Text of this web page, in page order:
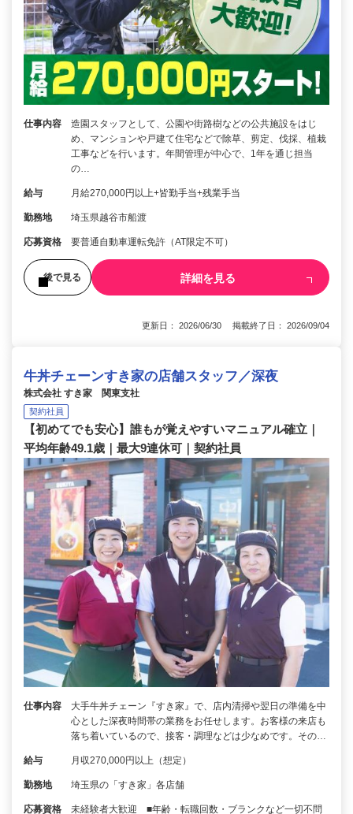
仕事内容
造園スタッフとして、公園や街路樹などの公共施設をはじ
め、マンションや戸建て住宅などで除草、剪定、伐採、植栽
工事などを行います。年間管理が中心で、1年を通じ担当
の…
給与 月給270,000円以上+皆勤手当+残業手当
勤務地 埼玉県越谷市船渡
応募資格 要普通自動車運転免許（AT限定不可）
後で見る 詳細を見る
更新日： 2026/06/30 掲載終了日： 2026/09/04
牛丼チェーンすき家の店舗スタッフ／深夜
株式会社 すき家 関東支社
契約社員
【初めてでも安心】誰もが覚えやすいマニュアル確立｜
平均年齢49.1歳｜最大9連休可｜契約社員
仕事内容
大手牛丼チェーン『すき家』で、店内清掃や翌日の準備を中
心とした深夜時間帯の業務をお任せします。お客様の来店も
落ち着いているので、接客・調理などは少なめです。その…
給与 月収270,000円以上（想定）
勤務地 埼玉県の「すき家」各店舗
応募資格
未経験者大歓迎 ■年齢・転職回数・ブランクなど一切不問